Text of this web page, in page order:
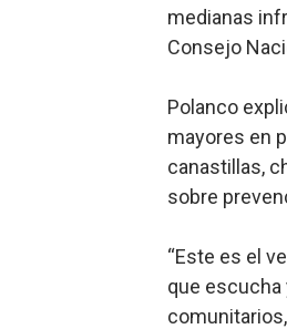
medianas
Consejo
Polanco
mayores en
canastillas,
sobre
“Este es el
que escucha